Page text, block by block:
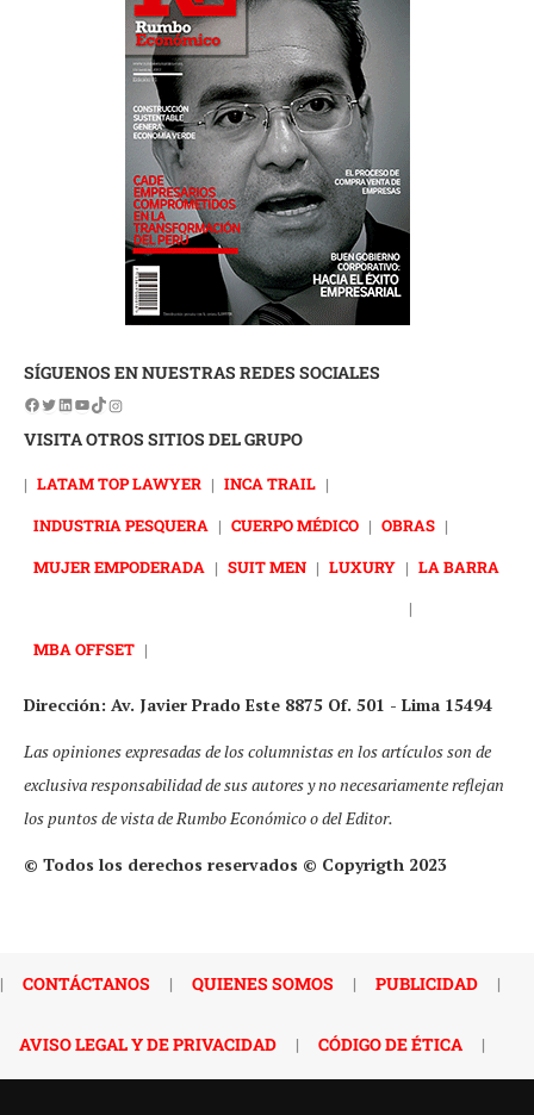
SÍGUENOS EN NUESTRAS REDES SOCIALES
VISITA OTROS SITIOS DEL GRUPO
| LATAM TOP LAWYER | INCA TRAIL |
INDUSTRIA PESQUERA | CUERPO MÉDICO | OBRAS |
MUJER EMPODERADA | SUIT MEN | LUXURY | LA BARRA
|
MBA OFFSET |
Dirección: Av. Javier Prado Este 8875 Of. 501 - Lima 15494
Las opiniones expresadas de los columnistas en los artículos son de
exclusiva responsabilidad de sus autores y no necesariamente reflejan
los puntos de vista de Rumbo Económico o del Editor.
© Todos los derechos reservados © Copyrigth 2023
| CONTÁCTANOS | QUIENES SOMOS | PUBLICIDAD |
AVISO LEGAL Y DE PRIVACIDAD | CÓDIGO DE ÉTICA |